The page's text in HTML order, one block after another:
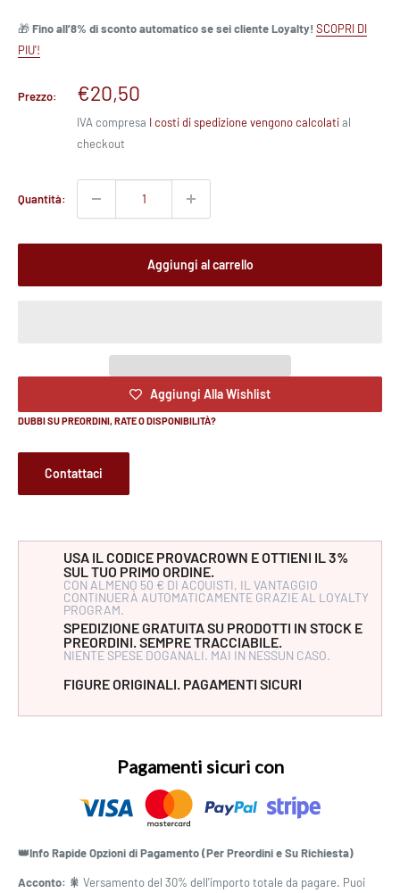
🎁Fino all’8% di sconto automatico se sei cliente Loyalty! SCOPRI DI
PIU'!
Prezzo:
Prezzo
scontato
€20,50
IVA compresa I costi di spedizione vengono calcolatial
checkout
Quantità:
Aggiungi al carrello
Aggiungi Alla Wishlist
DUBBI SU PREORDINI, RATE O DISPONIBILITÀ?
Contattaci
USA IL CODICE PROVACROWN E OTTIENI IL 3%
SUL TUO PRIMO ORDINE.
CON ALMENO 50 € DI ACQUISTI, IL VANTAGGIO
CONTINUERÀ AUTOMATICAMENTE GRAZIE AL LOYALTY
PROGRAM.
SPEDIZIONE GRATUITA SU PRODOTTI IN STOCK E
PREORDINI. SEMPRE TRACCIABILE.
NIENTE SPESE DOGANALI. MAI IN NESSUN CASO.
FIGURE ORIGINALI. PAGAMENTI SICURI
Pagamenti sicuri con
👑Info Rapide Opzioni di Pagamento (Per Preordini e Su Richiesta)
Acconto: 🎇 Versamento del 30% dell'importo totale da pagare. Puoi